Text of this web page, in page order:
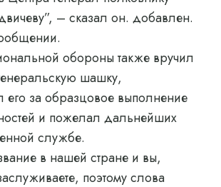
– сказал он. добавлен.
обороны также вручил
шашку,
его за образцовое выполнение
и пожелал дальнейших
службе.
в нашей стране и вы,
поэтому слова